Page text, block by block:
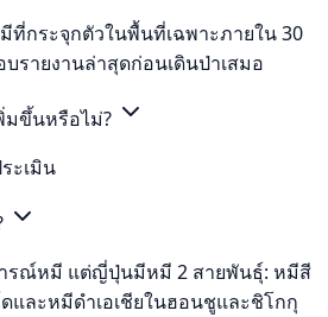
กระจุกตัวในพื้นที่เฉพาะภายใน 30
รายงานล่าสุดก่อนเดินป่าเสมอ
มขึ้นหรือไม่?
ะเมิน
รณ์หมี แต่ญี่ปุ่นมีหมี 2 สายพันธุ์: หมีสี
และหมีดำเอเชียในฮอนชูและชิโกกุ